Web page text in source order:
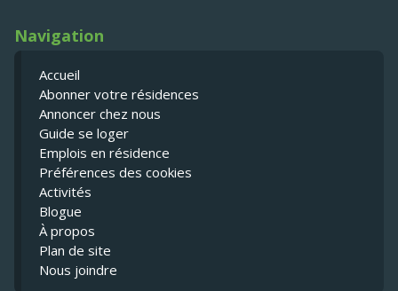
Navigation
Accueil
Abonner votre résidences
Annoncer chez nous
Guide se loger
Emplois en résidence
Préférences des cookies
Activités
Blogue
À propos
Plan de site
Nous joindre